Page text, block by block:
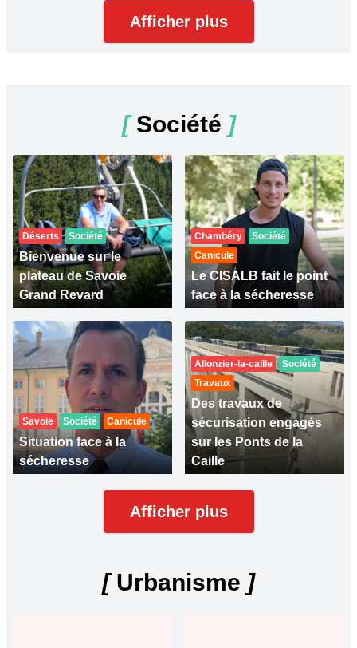
Afficher plus
[Société ]
Déserts Société
Bienvenue sur le
plateau de Savoie
Grand Revard
Chambéry
Société
Canicule
Le CISALB fait le point
face à la sécheresse
Savoie Société Canicule
Situation face à la
sécheresse
Allonzier-la-caille
Société
Travaux
Des travaux de
sécurisation engagés
sur les Ponts de la
Caille
Afficher plus
[Urbanisme ]